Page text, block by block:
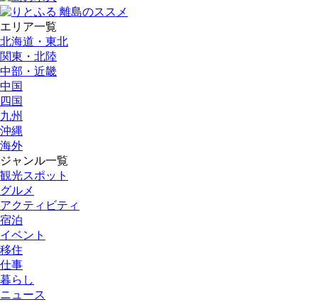
エリア一覧
北海道・東北
関東・北陸
中部・近畿
中国
四国
九州
沖縄
海外
ジャンル一覧
観光スポット
グルメ
アクティビティ
宿泊
イベント
移住
仕事
暮らし
ニュース